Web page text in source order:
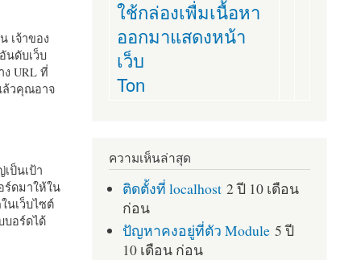
เจ้าของ
นดับเว็บ
URL ที่
ล้วคุณอาจ
ป็นเป้า
ร์ดมาให้ใน
นเว็บไซต์
บอร์ดได้
ใช้กล่องเพื่มเนื้อหา
ออกมาแสดงหน้า
เว็บ
Ton
ความเห็นล่าสุด
ติดตั้งที่ localhost 2 ปี 10 เดือน
ก่อน
ปัญหาคงอยู่ที่ตัว Module 5 ปี
10 เดือน ก่อน